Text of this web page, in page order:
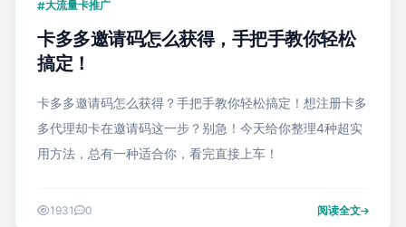
大流量卡推广
卡多多邀请码怎么获得，手把手教你轻松
搞定！
卡多多邀请码怎么获得？手把手教你轻松搞定！想注册卡多
多代理却卡在邀请码这一步？别急！今天给你整理4种超实
用方法，总有一种适合你，看完直接上车！
1931 0 阅读全文